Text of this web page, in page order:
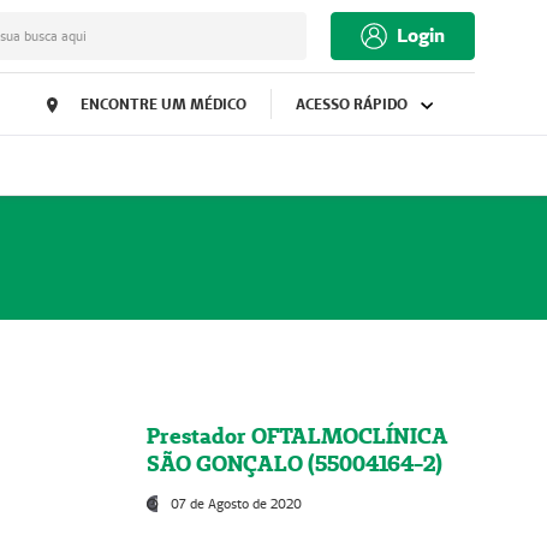
busca aqui Login
ENCONTRE UM MÉDICO ACESSO RÁPIDO
Prestador OFTALMOCLÍNICA
SÃO GONÇALO (55004164-2)
07 de Agosto de 2020